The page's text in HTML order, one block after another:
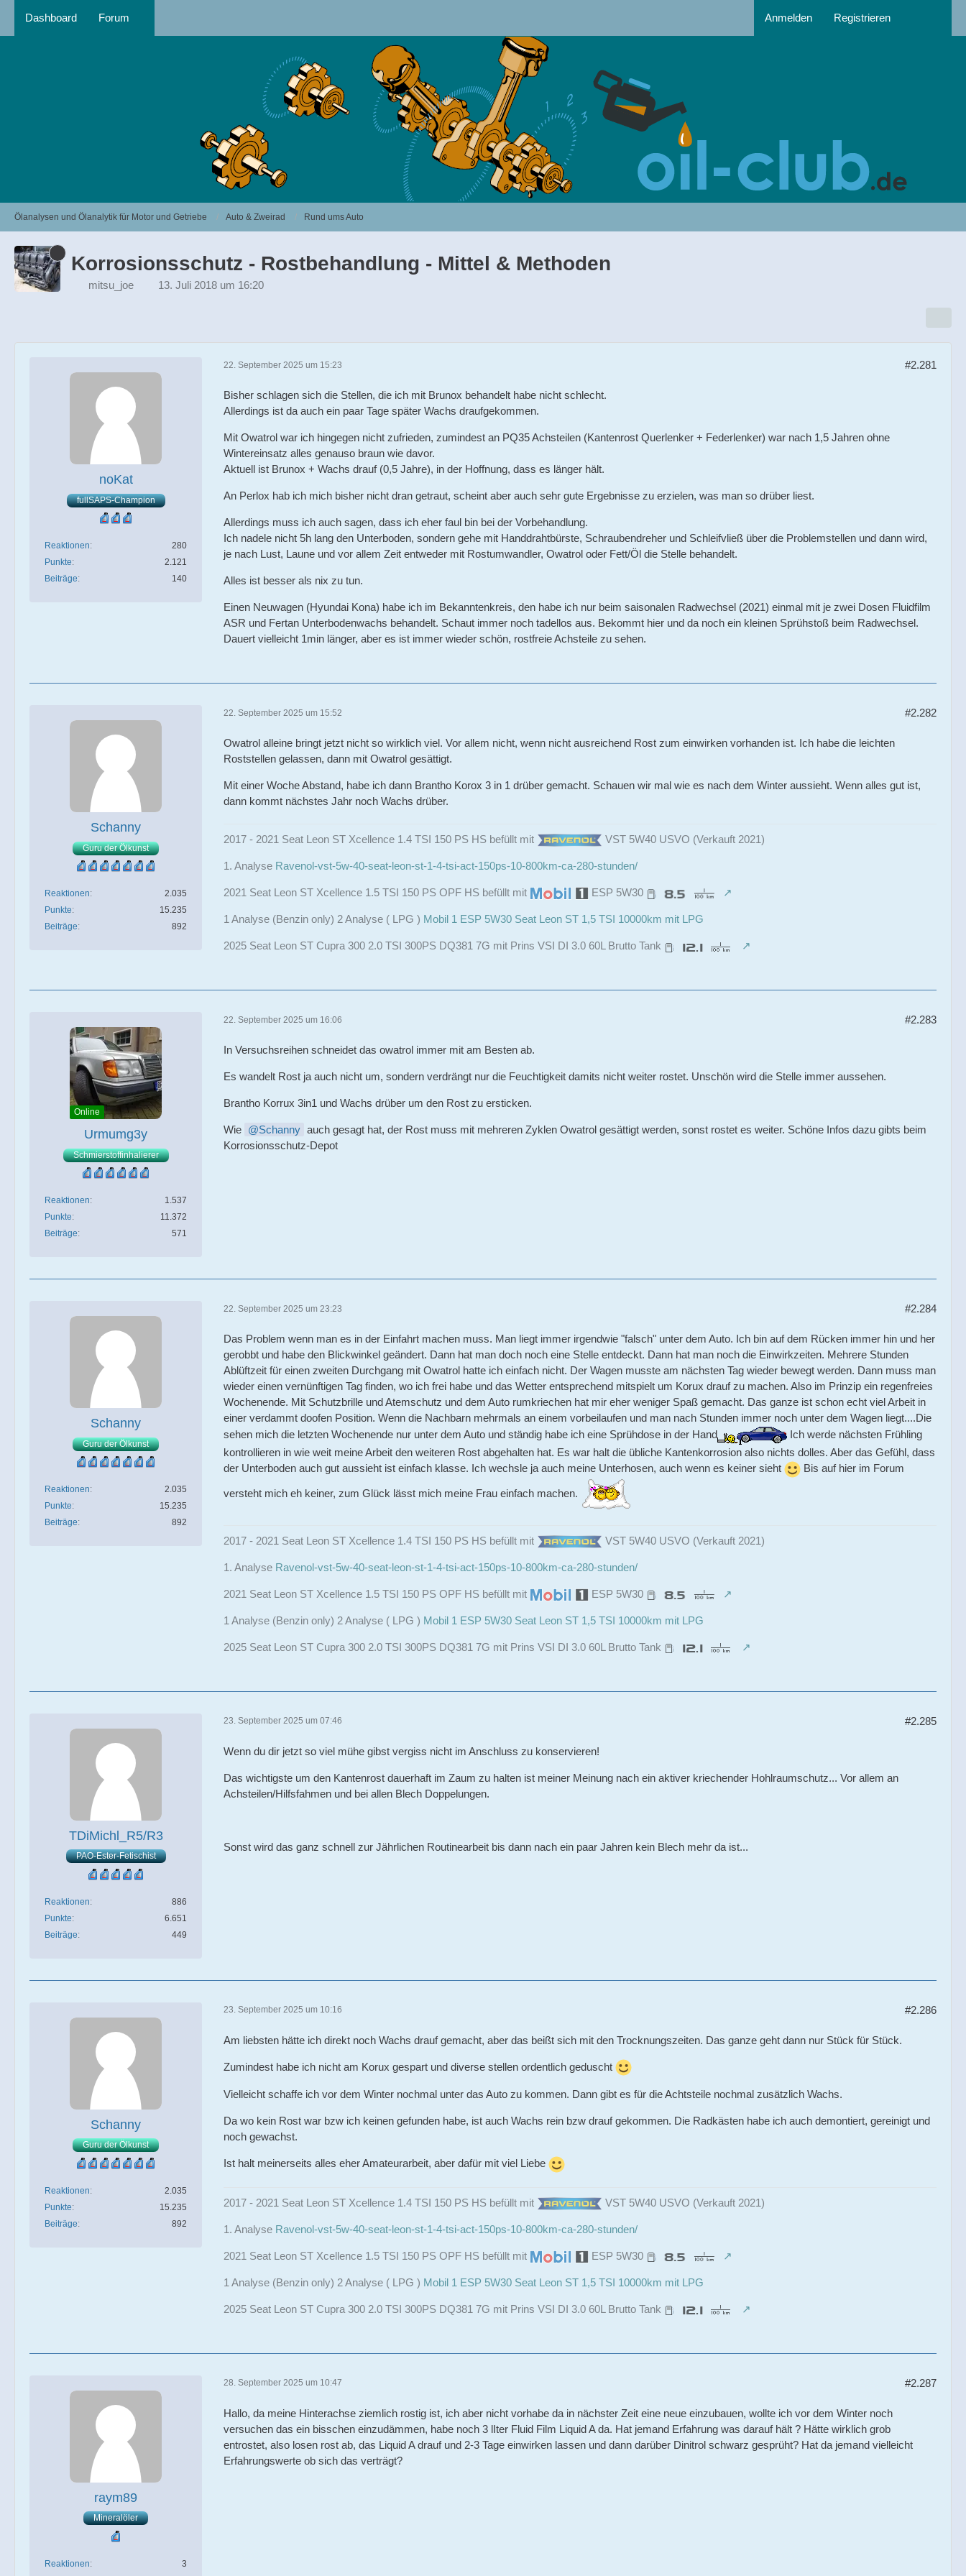
Dashboard Forum Anmelden Registrieren
Ölanalysen und Ölanalytik für Motor und Getriebe Auto & Zweirad Rund ums Auto
Korrosionsschutz - Rostbehandlung - Mittel & Methoden
mitsu_joe 13. Juli 2018 um 16:20
noKat
fullSAPS-Champion
Reaktionen
280
Punkte
2.121
Beiträge
140
22. September 2025 um 15:23 #2.281
Bisher schlagen sich die Stellen, die ich mit Brunox behandelt habe nicht schlecht.
Allerdings ist da auch ein paar Tage später Wachs draufgekommen.
Mit Owatrol war ich hingegen nicht zufrieden, zumindest an PQ35 Achsteilen (Kantenrost Querlenker + Federlenker) war nach 1,5 Jahren ohne
Wintereinsatz alles genauso braun wie davor.
Aktuell ist Brunox + Wachs drauf (0,5 Jahre), in der Hoffnung, dass es länger hält.
An Perlox hab ich mich bisher nicht dran getraut, scheint aber auch sehr gute Ergebnisse zu erzielen, was man so drüber liest.
Allerdings muss ich auch sagen, dass ich eher faul bin bei der Vorbehandlung.
Ich nadele nicht 5h lang den Unterboden, sondern gehe mit Handdrahtbürste, Schraubendreher und Schleifvließ über die Problemstellen und dann wird,
je nach Lust, Laune und vor allem Zeit entweder mit Rostumwandler, Owatrol oder Fett/Öl die Stelle behandelt.
Alles ist besser als nix zu tun.
Einen Neuwagen (Hyundai Kona) habe ich im Bekanntenkreis, den habe ich nur beim saisonalen Radwechsel (2021) einmal mit je zwei Dosen Fluidfilm
ASR und Fertan Unterbodenwachs behandelt. Schaut immer noch tadellos aus. Bekommt hier und da noch ein kleinen Sprühstoß beim Radwechsel.
Dauert vielleicht 1min länger, aber es ist immer wieder schön, rostfreie Achsteile zu sehen.
Schanny
Guru der Ölkunst
Reaktionen
2.035
Punkte
15.235
Beiträge
892
22. September 2025 um 15:52 #2.282
Owatrol alleine bringt jetzt nicht so wirklich viel. Vor allem nicht, wenn nicht ausreichend Rost zum einwirken vorhanden ist. Ich habe die leichten
Roststellen gelassen, dann mit Owatrol gesättigt.
Mit einer Woche Abstand, habe ich dann Brantho Korox 3 in 1 drüber gemacht. Schauen wir mal wie es nach dem Winter aussieht. Wenn alles gut ist,
dann kommt nächstes Jahr noch Wachs drüber.
2017 - 2021 Seat Leon ST Xcellence 1.4 TSI 150 PS HS befüllt mit VST 5W40 USVO (Verkauft 2021)
1. Analyse Ravenol-vst-5w-40-seat-leon-st-1-4-tsi-act-150ps-10-800km-ca-280-stunden/
2021 Seat Leon ST Xcellence 1.5 TSI 150 PS OPF HS befüllt mit ESP 5W30
1 Analyse (Benzin only) 2 Analyse ( LPG ) Mobil 1 ESP 5W30 Seat Leon ST 1,5 TSI 10000km mit LPG
2025 Seat Leon ST Cupra 300 2.0 TSI 300PS DQ381 7G mit Prins VSI DI 3.0 60L Brutto Tank
Online
Urmumg3y
Schmierstoffinhalierer
Reaktionen
1.537
Punkte
11.372
Beiträge
571
22. September 2025 um 16:06 #2.283
In Versuchsreihen schneidet das owatrol immer mit am Besten ab.
Es wandelt Rost ja auch nicht um, sondern verdrängt nur die Feuchtigkeit damits nicht weiter rostet. Unschön wird die Stelle immer aussehen.
Brantho Korrux 3in1 und Wachs drüber um den Rost zu ersticken.
Wie Schanny auch gesagt hat, der Rost muss mit mehreren Zyklen Owatrol gesättigt werden, sonst rostet es weiter. Schöne Infos dazu gibts beim
Korrosionsschutz-Depot
Schanny
Guru der Ölkunst
Reaktionen
2.035
Punkte
15.235
Beiträge
892
22. September 2025 um 23:23 #2.284
Das Problem wenn man es in der Einfahrt machen muss. Man liegt immer irgendwie "falsch" unter dem Auto. Ich bin auf dem Rücken immer hin und her
gerobbt und habe den Blickwinkel geändert. Dann hat man doch noch eine Stelle entdeckt. Dann hat man noch die Einwirkzeiten. Mehrere Stunden
Ablüftzeit für einen zweiten Durchgang mit Owatrol hatte ich einfach nicht. Der Wagen musste am nächsten Tag wieder bewegt werden. Dann muss man
wieder einen vernünftigen Tag finden, wo ich frei habe und das Wetter entsprechend mitspielt um Korux drauf zu machen. Also im Prinzip ein regenfreies
Wochenende. Mit Schutzbrille und Atemschutz und dem Auto rumkriechen hat mir eher weniger Spaß gemacht. Das ganze ist schon echt viel Arbeit in
einer verdammt doofen Position. Wenn die Nachbarn mehrmals an einem vorbeilaufen und man nach Stunden immer noch unter dem Wagen liegt....Die
sehen mich die letzten Wochenende nur unter dem Auto und ständig habe ich eine Sprühdose in der Hand
Ich werde nächsten Frühling
kontrollieren in wie weit meine Arbeit den weiteren Rost abgehalten hat. Es war halt die übliche Kantenkorrosion also nichts dolles. Aber das Gefühl, dass
der Unterboden auch gut aussieht ist einfach klasse. Ich wechsle ja auch meine Unterhosen, auch wenn es keiner sieht
Bis auf hier im Forum
versteht mich eh keiner, zum Glück lässt mich meine Frau einfach machen.
2017 - 2021 Seat Leon ST Xcellence 1.4 TSI 150 PS HS befüllt mit VST 5W40 USVO (Verkauft 2021)
1. Analyse Ravenol-vst-5w-40-seat-leon-st-1-4-tsi-act-150ps-10-800km-ca-280-stunden/
2021 Seat Leon ST Xcellence 1.5 TSI 150 PS OPF HS befüllt mit ESP 5W30
1 Analyse (Benzin only) 2 Analyse ( LPG ) Mobil 1 ESP 5W30 Seat Leon ST 1,5 TSI 10000km mit LPG
2025 Seat Leon ST Cupra 300 2.0 TSI 300PS DQ381 7G mit Prins VSI DI 3.0 60L Brutto Tank
TDiMichl_R5/R3
PAO-Ester-Fetischist
Reaktionen
886
Punkte
6.651
Beiträge
449
23. September 2025 um 07:46 #2.285
Wenn du dir jetzt so viel mühe gibst vergiss nicht im Anschluss zu konservieren!
Das wichtigste um den Kantenrost dauerhaft im Zaum zu halten ist meiner Meinung nach ein aktiver kriechender Hohlraumschutz... Vor allem an
Achsteilen/Hilfsfahmen und bei allen Blech Doppelungen.
Sonst wird das ganz schnell zur Jährlichen Routinearbeit bis dann nach ein paar Jahren kein Blech mehr da ist...
Schanny
Guru der Ölkunst
Reaktionen
2.035
Punkte
15.235
Beiträge
892
23. September 2025 um 10:16 #2.286
Am liebsten hätte ich direkt noch Wachs drauf gemacht, aber das beißt sich mit den Trocknungszeiten. Das ganze geht dann nur Stück für Stück.
Zumindest habe ich nicht am Korux gespart und diverse stellen ordentlich geduscht
Vielleicht schaffe ich vor dem Winter nochmal unter das Auto zu kommen. Dann gibt es für die Achtsteile nochmal zusätzlich Wachs.
Da wo kein Rost war bzw ich keinen gefunden habe, ist auch Wachs rein bzw drauf gekommen. Die Radkästen habe ich auch demontiert, gereinigt und
noch gewachst.
Ist halt meinerseits alles eher Amateurarbeit, aber dafür mit viel Liebe
2017 - 2021 Seat Leon ST Xcellence 1.4 TSI 150 PS HS befüllt mit VST 5W40 USVO (Verkauft 2021)
1. Analyse Ravenol-vst-5w-40-seat-leon-st-1-4-tsi-act-150ps-10-800km-ca-280-stunden/
2021 Seat Leon ST Xcellence 1.5 TSI 150 PS OPF HS befüllt mit ESP 5W30
1 Analyse (Benzin only) 2 Analyse ( LPG ) Mobil 1 ESP 5W30 Seat Leon ST 1,5 TSI 10000km mit LPG
2025 Seat Leon ST Cupra 300 2.0 TSI 300PS DQ381 7G mit Prins VSI DI 3.0 60L Brutto Tank
raym89
Mineralöler
Reaktionen
3
28. September 2025 um 10:47 #2.287
Hallo, da meine Hinterachse ziemlich rostig ist, ich aber nicht vorhabe da in nächster Zeit eine neue einzubauen, wollte ich vor dem Winter noch
versuchen das ein bisschen einzudämmen, habe noch 3 lIter Fluid Film Liquid A da. Hat jemand Erfahrung was darauf hält ? Hätte wirklich grob
entrostet, also losen rost ab, das Liquid A drauf und 2-3 Tage einwirken lassen und dann darüber Dinitrol schwarz gesprüht? Hat da jemand vielleicht
Erfahrungswerte ob sich das verträgt?